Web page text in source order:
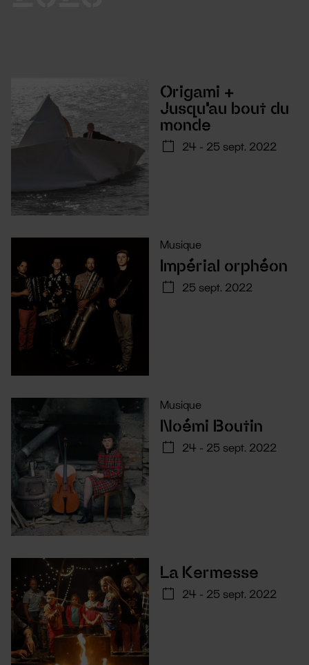
Origami +
Jusqu'au bout du
monde
24 - 25 sept. 2022
Musique
Impérial orphéon
25 sept. 2022
Musique
Noémi Boutin
24 - 25 sept. 2022
La Kermesse
24 - 25 sept. 2022